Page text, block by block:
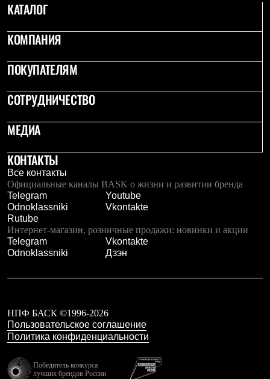
Куртки
Утепленная синтетикой
Комбинезоны
Брюки
Лёгкая одежда
Толстовки
Софтшелл одежда
Куртки
Куртки
Брюки
Жилеты
Комбинезоны
Термобелье
Комплект термобелья
Снаряжение
Палатки и тенты
Палатки
Альпинистские
Городские
Аксессуары для рюкзаков
Пуховые
Комбинированные
КАТАЛОГ
КОМПАНИЯ
ПОКУПАТЕЛЯМ
СОТРУДНИЧЕСТВО
МЕДИА
КОНТАКТЫ
Все контакты
Официальные каналы BASK о жизни и развитии бренда
Telegram
Youtube
Odnoklassniki
Vkontakte
Rutube
Интернет-магазин, розничные продажи: новинки и акции
Telegram
Vkontakte
Odnoklassniki
Дзэн
НПФ БАСК ©1996-2026
Пользовательское соглашение
Политика конфиденциальности
Победитель конкурса
лучших брендов России